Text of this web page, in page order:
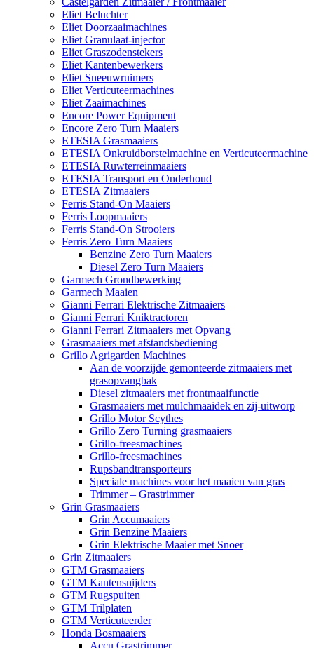
Eliet Beluchter
Eliet Doorzaaimachines
Eliet Granulaat-injector
Eliet Graszodenstekers
Eliet Kantenbewerkers
Eliet Sneeuwruimers
Eliet Verticuteermachines
Eliet Zaaimachines
Encore Power Equipment
Encore Zero Turn Maaiers
ETESIA Grasmaaiers
ETESIA Onkruidborstelmachine en Verticuteermachine
ETESIA Ruwterreinmaaiers
ETESIA Transport en Onderhoud
ETESIA Zitmaaiers
Ferris Stand-On Maaiers
Ferris Loopmaaiers
Ferris Stand-On Strooiers
Ferris Zero Turn Maaiers
Benzine Zero Turn Maaiers
Diesel Zero Turn Maaiers
Garmech Grondbewerking
Garmech Maaien
Gianni Ferrari Elektrische Zitmaaiers
Gianni Ferrari Kniktractoren
Gianni Ferrari Zitmaaiers met Opvang
Grasmaaiers met afstandsbediening
Grillo Agrigarden Machines
Aan de voorzijde gemonteerde zitmaaiers met
grasopvangbak
Diesel zitmaaiers met frontmaaifunctie
Grasmaaiers met mulchmaaidek en zij-uitworp
Grillo Motor Scythes
Grillo Zero Turning grasmaaiers
Grillo-freesmachines
Grillo-freesmachines
Rupsbandtransporteurs
Speciale machines voor het maaien van gras
Trimmer – Grastrimmer
Grin Grasmaaiers
Grin Accumaaiers
Grin Benzine Maaiers
Grin Elektrische Maaier met Snoer
Grin Zitmaaiers
GTM Grasmaaiers
GTM Kantensnijders
GTM Rugspuiten
GTM Trilplaten
GTM Verticuteerder
Honda Bosmaaiers
Accu Grastrimmer